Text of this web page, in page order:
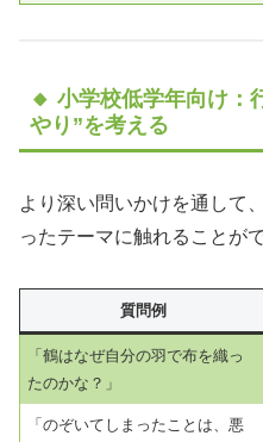
🔸 小学校低学年向け：
やり”を考える
より深い問いかけを通して
ったテーマに触れることが
質問例
「鶴はなぜ自分の羽で布を織っ
たのかな？」
「のぞいてしまったことは、悪